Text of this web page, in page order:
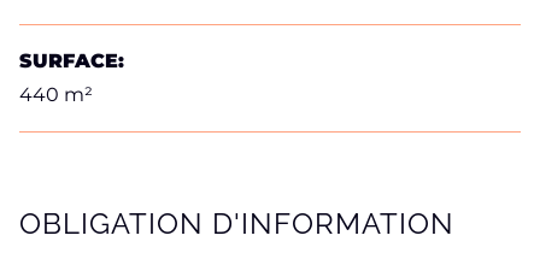
SURFACE:
440 m²
OBLIGATION D'INFORMATION